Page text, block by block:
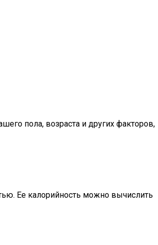
пола, возраста и других факторов,
Ее калорийность можно вычислить